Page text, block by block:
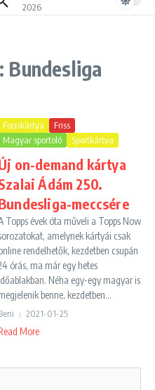
2026
Bundesliga
Fociskártya
Friss
Magyar sportoló
Sportkártya
on-demand kártya
Ádám 250.
meccsére
Topps évek óta műveli a Topps Now
amelynek kártyái csak
rendelhetők, kezdetben csupán
órás, ma már egy hetes
Néha egy-egy magyar is
benne, kezdetben...
2021-01-25
More